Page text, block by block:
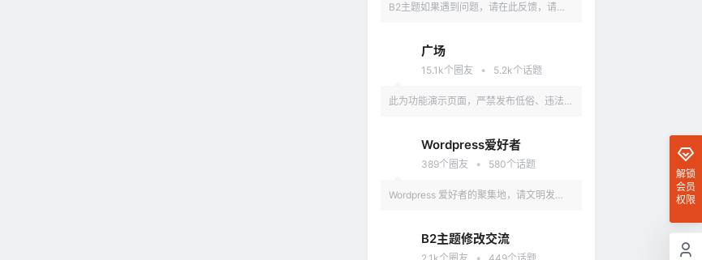
B2主题如果遇到问题，请在此反馈，请具
广场
15.1k个圈友 • 5.2k个话题
此为功能演示页面，严禁发布低俗、违法、
Wordpress爱好者
389个圈友 • 580个话题
Wordpress 爱好者的聚集地，请文明发
B2主题修改交流
解锁
会员
权限